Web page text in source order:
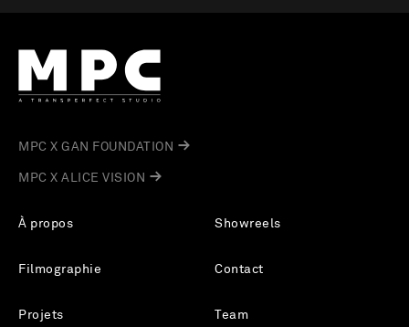
À propos
Filmographie
Projets
Showreels
Contact
Team
MPC X GAN FOUNDATION
MPC X ALICE VISION